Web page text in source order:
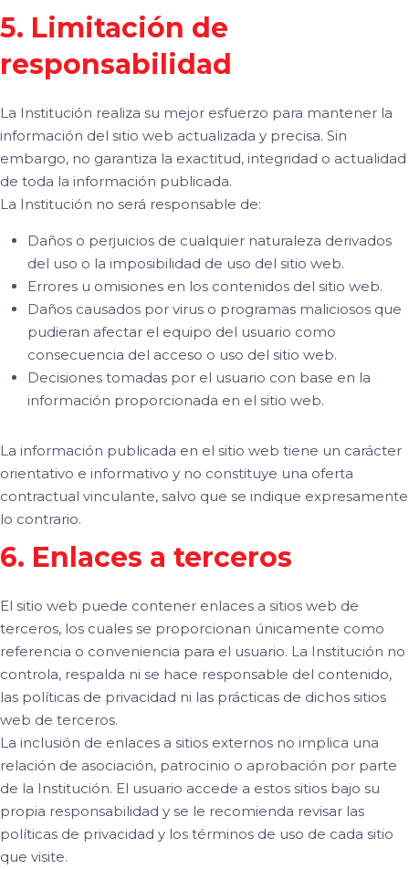
5. Limitación de
responsabilidad
La Institución realiza su mejor esfuerzo para mantener la
información del sitio web actualizada y precisa. Sin
embargo, no garantiza la exactitud, integridad o actualidad
de toda la información publicada.
La Institución no será responsable de:
Daños o perjuicios de cualquier naturaleza derivados
del uso o la imposibilidad de uso del sitio web.
Errores u omisiones en los contenidos del sitio web.
Daños causados por virus o programas maliciosos que
pudieran afectar el equipo del usuario como
consecuencia del acceso o uso del sitio web.
Decisiones tomadas por el usuario con base en la
información proporcionada en el sitio web.
La información publicada en el sitio web tiene un carácter
orientativo e informativo y no constituye una oferta
contractual vinculante, salvo que se indique expresamente
lo contrario.
6. Enlaces a terceros
El sitio web puede contener enlaces a sitios web de
terceros, los cuales se proporcionan únicamente como
referencia o conveniencia para el usuario. La Institución no
controla, respalda ni se hace responsable del contenido,
las políticas de privacidad ni las prácticas de dichos sitios
web de terceros.
La inclusión de enlaces a sitios externos no implica una
relación de asociación, patrocinio o aprobación por parte
de la Institución. El usuario accede a estos sitios bajo su
propia responsabilidad y se le recomienda revisar las
políticas de privacidad y los términos de uso de cada sitio
que visite.